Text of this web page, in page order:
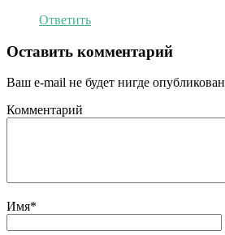
Ответить
Оставить комментарий
Ваш e-mail не будет нигде опубликован
Комментарий
Имя*